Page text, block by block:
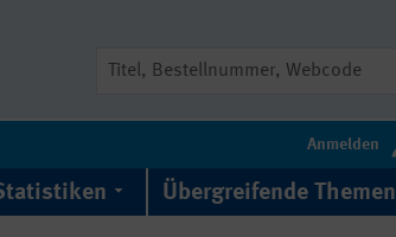
Anmelden
Übergreifende Themen